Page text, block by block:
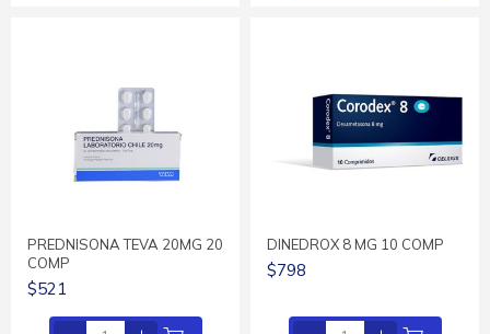
PREDNISONA TEVA 20MG 20
COMP
$521
DINEDROX 8 MG 10 COMP
$798